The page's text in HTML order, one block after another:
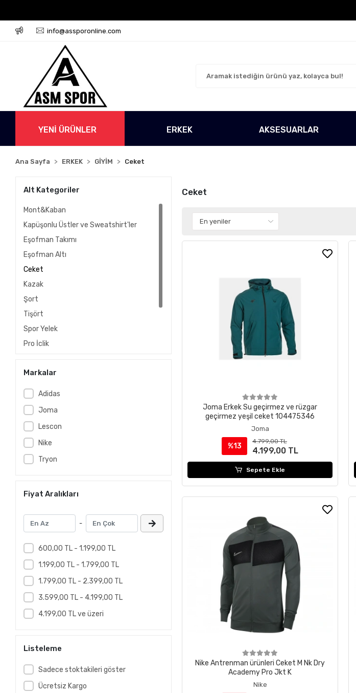
info@assporonline.com
YENİ ÜRÜNLER ERKEK AKSESUARLAR
Ana Sayfa ERKEK GİYİM Ceket
Alt Kategoriler
Mont&Kaban
Kapüşonlu Üstler ve Sweatshirt'ler
Eşofman Takımı
Eşofman Altı
Ceket
Kazak
Şort
Tişört
Spor Yelek
Pro İçlik
Tayt
Yelek
Markalar
Adidas
Joma
Lescon
Nike
Tryon
Fiyat Aralıkları
-
600,00 TL - 1.199,00 TL
1.199,00 TL - 1.799,00 TL
1.799,00 TL - 2.399,00 TL
3.599,00 TL - 4.199,00 TL
4.199,00 TL ve üzeri
Listeleme
Sadece stoktakileri göster
Ücretsiz Kargo
Ceket
Joma Erkek Su geçirmez ve rüzgar
geçirmez yeşil ceket 104475346
Joma
%13
4.799,00 TL
4.199,00 TL
Sepete Ekle
Nike Antrenman ürünleri Ceket M Nk Dry
Academy Pro Jkt K
Nike